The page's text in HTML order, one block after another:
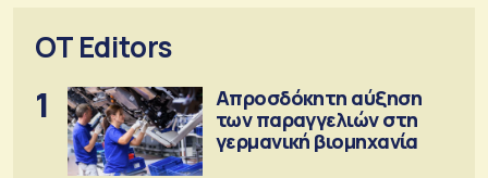
OT Editors
1
Απροσδόκητη αύξηση
των παραγγελιών στη
γερμανική βιομηχανία